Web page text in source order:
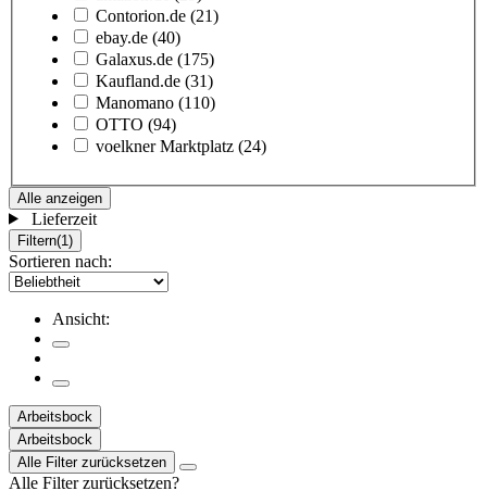
Contorion.de (21)
ebay.de (40)
Galaxus.de (175)
Kaufland.de (31)
Manomano (110)
OTTO (94)
voelkner Marktplatz (24)
Alle anzeigen
Lieferzeit
Filtern(1)
Sortieren nach:
Ansicht:
Arbeitsbock
Arbeitsbock
Alle Filter zurücksetzen
Alle Filter zurücksetzen?